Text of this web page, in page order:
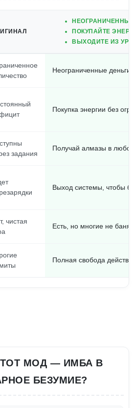
ПОКУПАЙТЕ
ВЫХОДИТЕ ИЗ
Неограниченные деньги
Покупка энергии без
задания
Получай алмазы в
Выход системы, чтобы
чистая
Есть, но многие не
Полная свобода
МОД — ИМБА В
БЕЗУМИЕ?